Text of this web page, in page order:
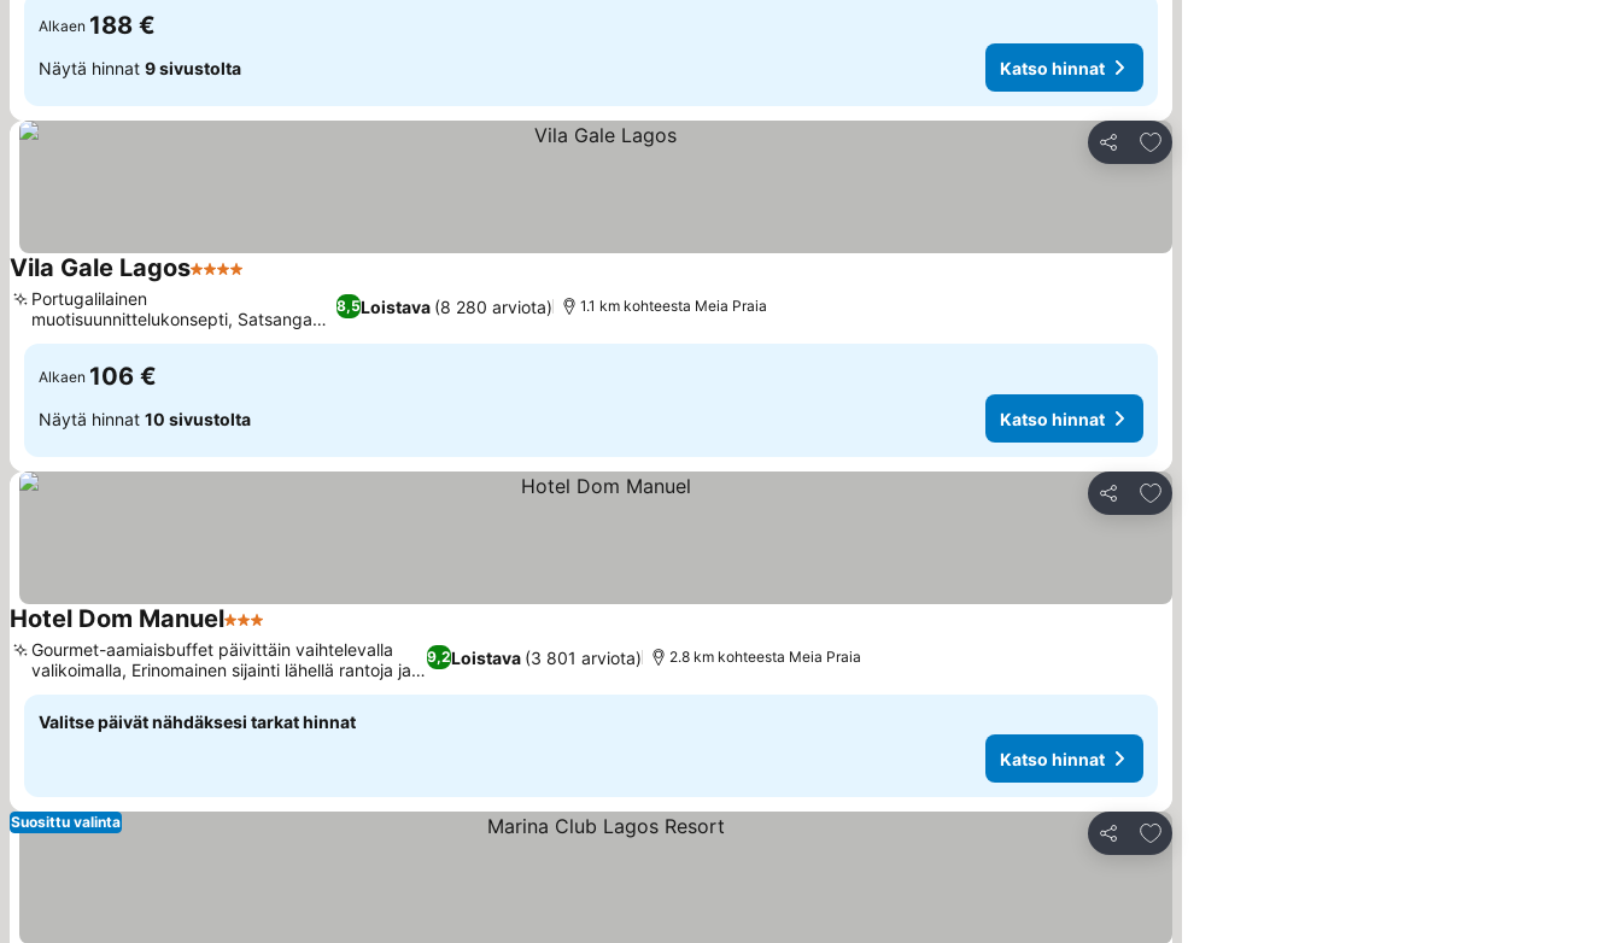
Alkaen 188 €
Näytä hinnat 9 sivustolta Katso hinnat
Jaa
Lisää suosikkeihin
Vila Gale Lagos4 Tähtiluokitus
8,5Loistava (8 280 arviota)
Portugalilainen
muotisuunnittelukonsepti, Satsanga
Spa ja wellness-keskus
1.1 km kohteesta Meia Praia
Alkaen 106 €
Näytä hinnat 10 sivustolta Katso hinnat
Jaa
Lisää suosikkeihin
Hotel Dom Manuel3 Tähtiluokitus
9,2Loistava (3 801 arviota)
Gourmet-aamiaisbuffet päivittäin vaihtelevalla
valikoimalla, Erinomainen sijainti lähellä rantoja ja
vanhaakaupunkia
2.8 km kohteesta Meia Praia
Valitse päivät nähdäksesi tarkat hinnat
Katso hinnat
Jaa
Lisää suosikkeihin
Suosittu valinta